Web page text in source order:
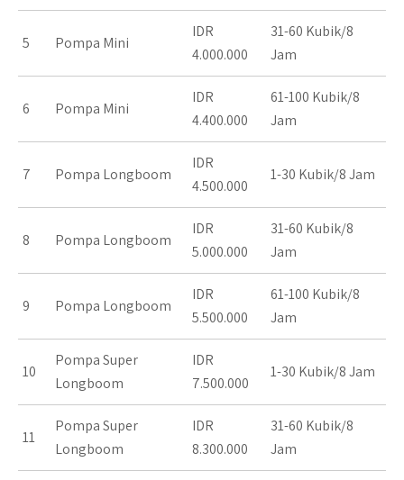
5 Pompa Mini
IDR
4.000.000
31-60 Kubik/8
Jam
6 Pompa Mini
IDR
4.400.000
61-100 Kubik/8
Jam
7 Pompa Longboom
IDR
4.500.000
1-30 Kubik/8 Jam
8 Pompa Longboom
IDR
5.000.000
31-60 Kubik/8
Jam
9 Pompa Longboom
IDR
5.500.000
61-100 Kubik/8
Jam
10
Pompa Super
Longboom
IDR
7.500.000
1-30 Kubik/8 Jam
11
Pompa Super
Longboom
IDR
8.300.000
31-60 Kubik/8
Jam